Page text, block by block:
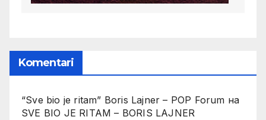
Komentari
“Sve bio je ritam” Boris Lajner – POP Forum на
SVE BIO JE RITAM – BORIS LAJNER